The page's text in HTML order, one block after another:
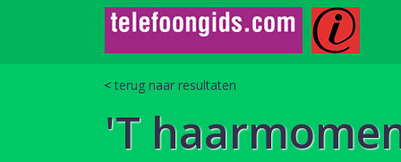
terug naar resultaten
'T